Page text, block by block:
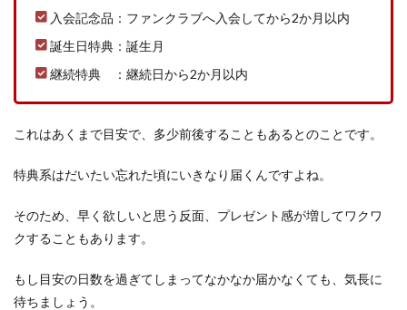
入会記念品：ファンクラブへ入会してから2か月以内
誕生日特典：誕生月
継続特典 ：継続日から2か月以内
これはあくまで目安で、多少前後することもあるとのことです。
特典系はだいたい忘れた頃にいきなり届くんですよね。
そのため、早く欲しいと思う反面、プレゼント感が増してワクワ
クすることもあります。
もし目安の日数を過ぎてしまってなかなか届かなくても、気長に
待ちましょう。